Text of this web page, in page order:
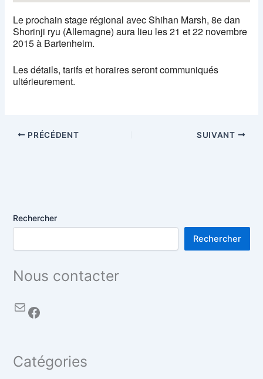
Le prochain stage régional avec Shihan Marsh, 8e dan
Shorinji ryu (Allemagne) aura lieu les 21 et 22 novembre
2015 à Bartenheim.
Les détails, tarifs et horaires seront communiqués
ultérieurement.
PRÉCÉDENT SUIVANT
Rechercher
Rechercher
Nous contacter
Catégories